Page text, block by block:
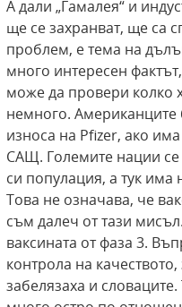
А дали „Гамалея“ и
ще се захранват, ще са
проблем, е тема на
много интересен
може да провери колко
немного.
износа на Pfizer, ако
САЩ. Големите нации се
си популация, а тук има
Това не означава, че
съм далеч от тази
ваксината от фаза 3.
контрола на
забелязаха и